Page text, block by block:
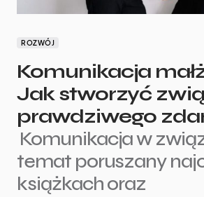
ROZWÓJ
Komunikacja
Jak stworzyć
prawdziwego
Komunikacja w
temat poruszany
książkach oraz